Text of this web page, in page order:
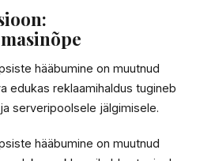
masinõpe
hääbumine on muutnud
edukas reklaamihaldus tugineb
serveripoolsele jälgimisele.
hääbumine on muutnud